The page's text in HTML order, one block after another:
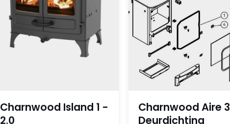
Charnwood Island 1 -
2.0
Charnwood Aire 3
Deurdichting